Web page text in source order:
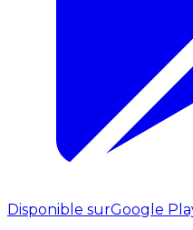
Disponible surGoogle